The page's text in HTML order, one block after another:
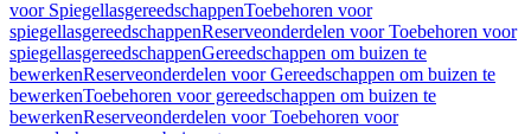
voor SpiegellasgereedschappenToebehoren voor
spiegellasgereedschappenReserveonderdelen voor Toebehoren voor
spiegellasgereedschappenGereedschappen om buizen te
bewerkenReserveonderdelen voor Gereedschappen om buizen te
bewerkenToebehoren voor gereedschappen om buizen te
bewerkenReserveonderdelen voor Toebehoren voor